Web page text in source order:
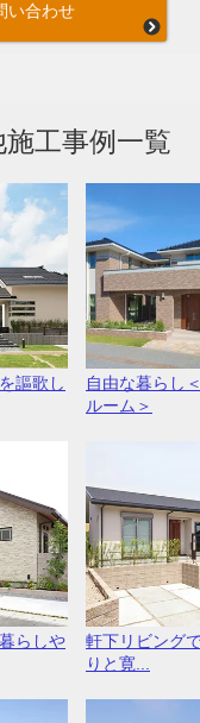
い合わせ
工事例一覧
謳歌し
自由な暮らし
ルーム＞
らしや
軒下リビング
りと寛...